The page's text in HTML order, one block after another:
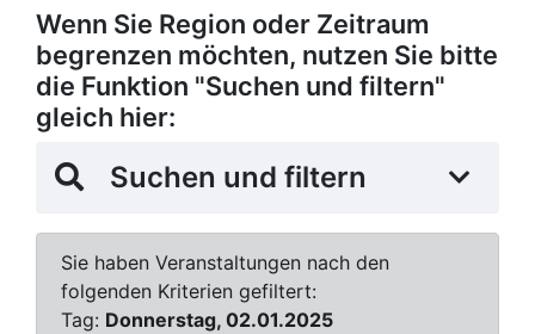
Wenn Sie Region oder Zeitraum
begrenzen möchten, nutzen Sie bitte
die Funktion "Suchen und filtern"
gleich hier:
Suchen und filtern
Sie haben Veranstaltungen nach den
folgenden Kriterien gefiltert:
Tag: Donnerstag, 02.01.2025